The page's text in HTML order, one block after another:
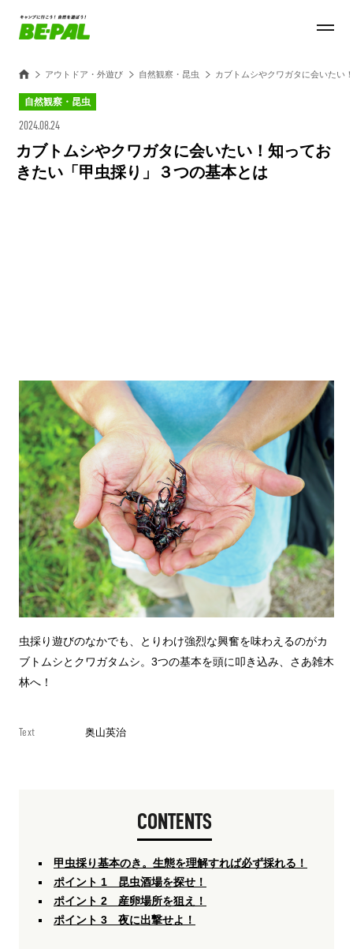
アウトドア・外遊び 自然観察・昆虫 カブトムシやクワガタに会いたい
自然観察・昆虫
2024.08.24
カブトムシやクワガタに会いたい！知ってお
きたい「甲虫採り」３つの基本とは
虫採り遊びのなかでも、とりわけ強烈な興奮を味わえるのがカ
ブトムシとクワガタムシ。3つの基本を頭に叩き込み、さあ雑木
林へ！
Text 奥山英治
CONTENTS
甲虫採り基本のき。生態を理解すれば必ず採れる！
ポイント 1 昆虫酒場を探せ！
ポイント 2 産卵場所を狙え！
ポイント 3 夜に出撃せよ！